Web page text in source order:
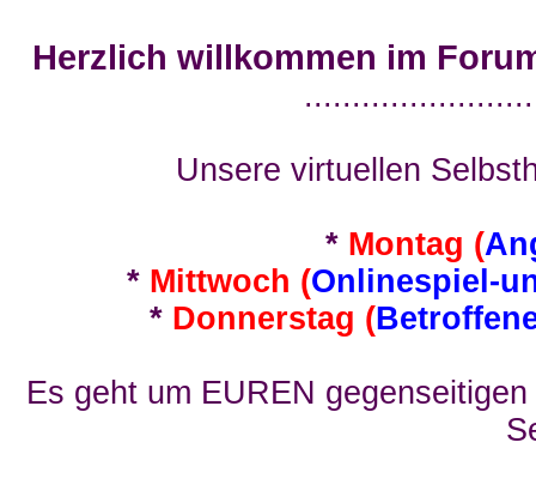
Herzlich willkommen im
Unsere virtuellen
* Montag (
* Mittwoch (Onlinespiel-
* Donnerstag (
Es geht um EUREN